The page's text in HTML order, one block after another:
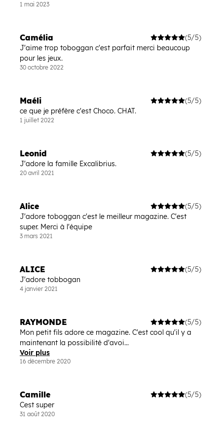
1 mai 2023
Camélia
(5/5)
J'aime trop toboggan c'est parfait merci beaucoup
pour les jeux.
30 octobre 2022
Maéli
(5/5)
ce que je préfère c'est Choco. CHAT.
1 juillet 2022
Leonid
(5/5)
J'adore la famille Excalibrius.
20 avril 2021
Alice
(5/5)
J'adore toboggan c'est le meilleur magazine. C'est
super. Merci à l'équipe
3 mars 2021
ALICE
(5/5)
J'adore tobbogan
4 janvier 2021
RAYMONDE
(5/5)
Mon petit fils adore ce magazine. C'est cool qu'il y a
maintenant la possibilité d'avoi...
Voir plus
16 décembre 2020
Camille
(5/5)
Cest super
31 août 2020